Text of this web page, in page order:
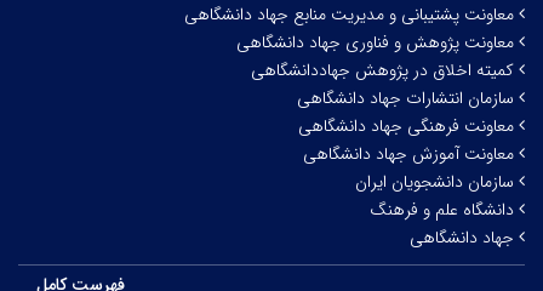
معاونت پشتیبانی و مدیریت منابع جهاد دانشگاهی
معاونت پژوهش و فناوری جهاد دانشگاهی
کمیته اخلاق در پژوهش جهاددانشگاهی
سازمان انتشارات جهاد دانشگاهی
معاونت فرهنگی جهاد دانشگاهی
معاونت آموزش جهاد دانشگاهی
سازمان دانشجویان ایران
دانشگاه علم و فرهنگ
جهاد دانشگاهی
فهرست کامل